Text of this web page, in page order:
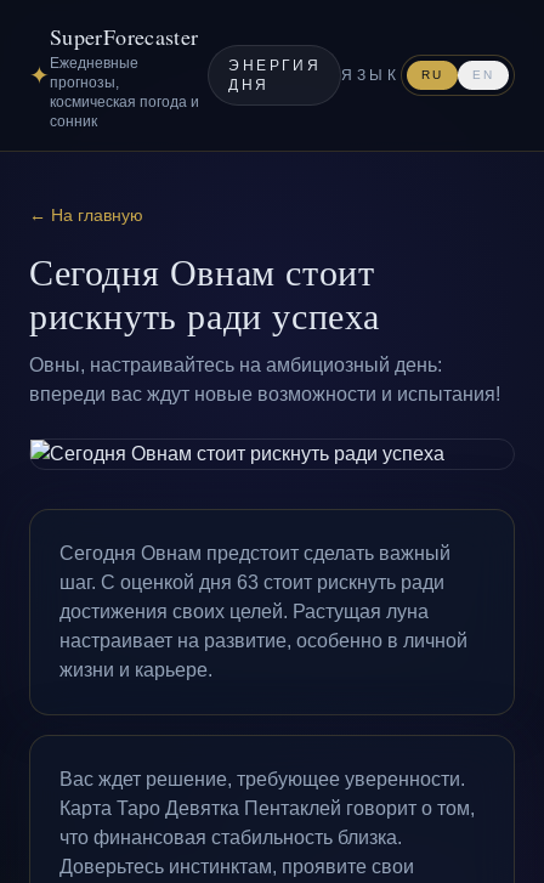
✦
SuperForecaster
Ежедневные
прогнозы,
космическая погода и
сонник
ЭНЕРГИЯ
ДНЯ
ЯЗЫК RU EN
← На главную
Сегодня Овнам стоит
рискнуть ради успеха
Овны, настраивайтесь на амбициозный день:
впереди вас ждут новые возможности и испытания!
Сегодня Овнам предстоит сделать важный
шаг. С оценкой дня 63 стоит рискнуть ради
достижения своих целей. Растущая луна
настраивает на развитие, особенно в личной
жизни и карьере.
Вас ждет решение, требующее уверенности.
Карта Таро Девятка Пентаклей говорит о том,
что финансовая стабильность близка.
Доверьтесь инстинктам, проявите свои